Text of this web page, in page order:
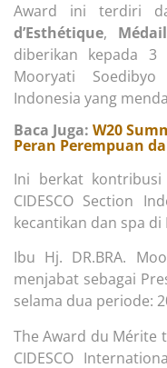
Award ini terdiri
d’Esthétique,
diberikan kepada 3
Mooryati
Indonesia yang
Baca Juga: W20
Peran Perempuan
Ini berkat
CIDESCO Section
kecantikan dan spa
Ibu Hj. DR.BRA.
menjabat sebagai
selama dua periode:
The Award du Mérite
CIDESCO